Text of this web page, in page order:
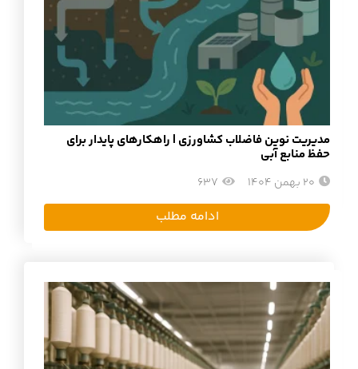
مدیریت نوین فاضلاب کشاورزی | راهکارهای پایدار برای
حفظ منابع آبی
20 بهمن 1404 637
ادامه مطلب